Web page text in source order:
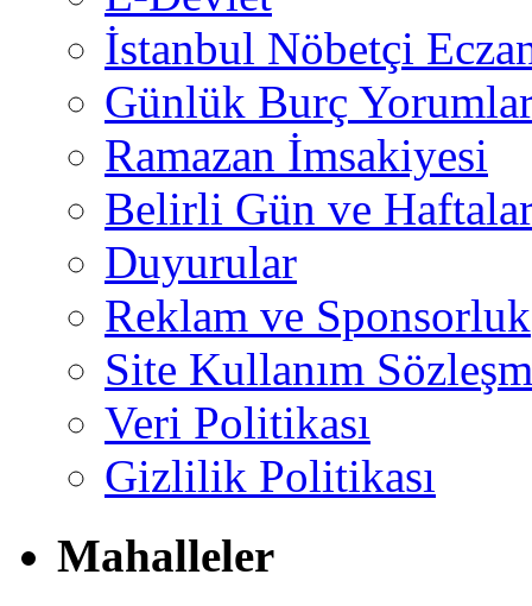
İstanbul Nöbetçi
Günlük Burç
Ramazan İmsakiyesi
Belirli Gün ve
Duyurular
Reklam ve Sponsorluk
Site Kullanım
Veri Politikası
Gizlilik Politikası
Mahalleler